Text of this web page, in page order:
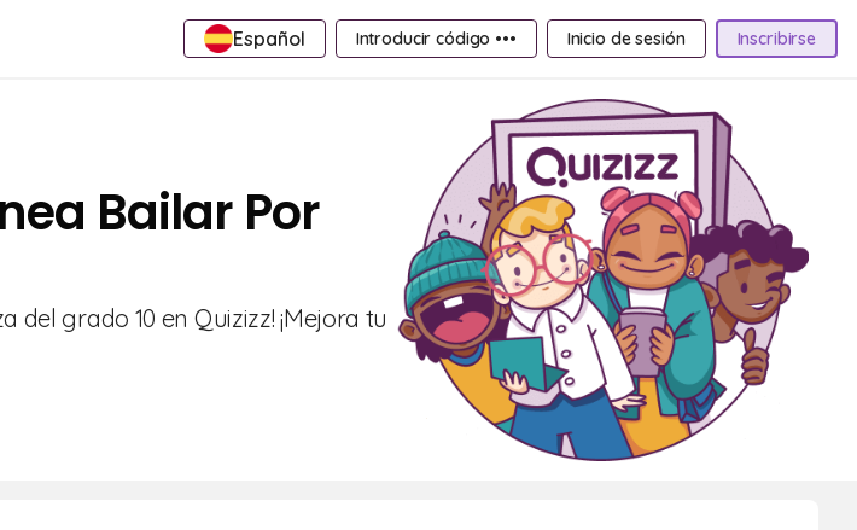
Español Introducir código ••• Inicio de sesión Inscribirse
Bailar Por
grado 10 en Quizizz! ¡Mejora tu